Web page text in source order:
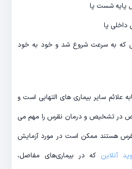
پایه شست پا
داخلی پا
که به سرعت شروع شد و خود به خود
علائم سایر بیماری های التهابی است و
در تشخیص و درمان نقرس را مهم می
نقرس هستند ممکن است در مورد آزمایش
آنلاین که در بیماری‌های مفاصل،